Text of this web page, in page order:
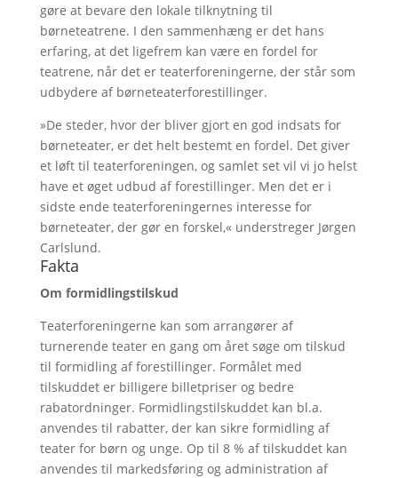
gøre at bevare den lokale tilknytning til
børneteatrene. I den sammenhæng er det hans
erfaring, at det ligefrem kan være en fordel for
teatrene, når det er teaterforeningerne, der står som
udbydere af børneteaterforestillinger.
»De steder, hvor der bliver gjort en god indsats for
børneteater, er det helt bestemt en fordel. Det giver
et løft til teaterforeningen, og samlet set vil vi jo helst
have et øget udbud af forestillinger. Men det er i
sidste ende teaterforeningernes interesse for
børneteater, der gør en forskel,« understreger Jørgen
Carlslund.
Fakta
Om formidlingstilskud
Teaterforeningerne kan som arrangører af
turnerende teater en gang om året søge om tilskud
til formidling af forestillinger. Formålet med
tilskuddet er billigere billetpriser og bedre
rabatordninger. Formidlingstilskuddet kan bl.a.
anvendes til rabatter, der kan sikre formidling af
teater for børn og unge. Op til 8 % af tilskuddet kan
anvendes til markedsføring og administration af